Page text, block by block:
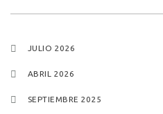
JULIO 2026
ABRIL 2026
SEPTIEMBRE 2025